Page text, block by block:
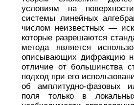
условиям на
системы линейных
числом неизвестных —
которые разрешаются
метода является
описывающих дифракцию
отличие от большинства
подход при его
об амплитудно-фазовых
поля только в